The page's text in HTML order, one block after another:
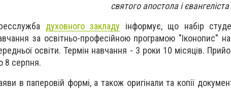
святого апостола і
духовного закладу інформує, що набір
за освітньо-професійною програмою "Іконопис" на
освіти. Термін навчання - 3 роки 10 місяців.
8 серпня.
в паперовій формі, а також оригінали та копії